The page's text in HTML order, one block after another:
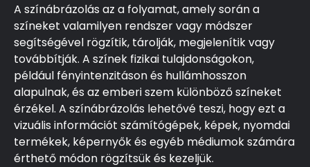
A színábrázolás az a folyamat, amely során a
színeket valamilyen rendszer vagy módszer
segítségével rögzítik, tárolják, megjelenítik vagy
továbbítják. A színek fizikai tulajdonságokon,
például fényintenzitáson és hullámhosszon
alapulnak, és az emberi szem különböző színeket
érzékel. A színábrázolás lehetővé teszi, hogy ezt a
vizuális információt számítógépek, képek, nyomdai
termékek, képernyők és egyéb médiumok számára
érthető módon rögzítsük és kezeljük.